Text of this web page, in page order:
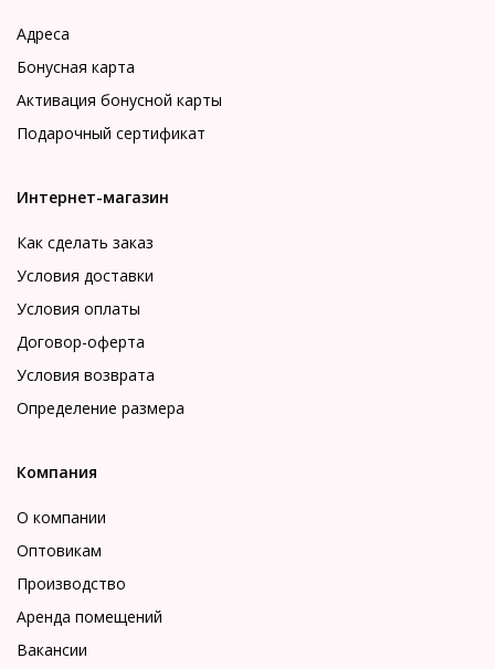
Адреса
Бонусная карта
Активация бонусной карты
Подарочный сертификат
Интернет-магазин
Как сделать заказ
Условия доставки
Условия оплаты
Договор-оферта
Условия возврата
Определение размера
Компания
О компании
Оптовикам
Производство
Аренда помещений
Вакансии